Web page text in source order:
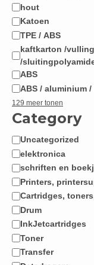
hout
Katoen
TPE / ABS
kaftkarton /
/
ABS
ABS / aluminium
129 meer tonen
Category
Categorie
Uncategorized
elektronica
schriften en
Printers,
Cartridges,
Drum
InkJetcartridges
Toner
Transfer